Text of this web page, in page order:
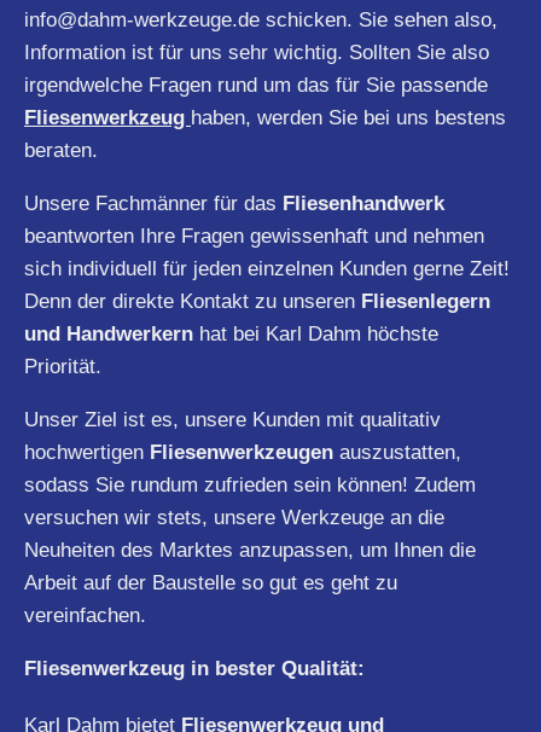
info@dahm-werkzeuge.de schicken. Sie sehen also,
Information ist für uns sehr wichtig. Sollten Sie also
irgendwelche Fragen rund um das für Sie passende
Fliesenwerkzeug haben, werden Sie bei uns bestens
beraten.
Unsere Fachmänner für das Fliesenhandwerk
beantworten Ihre Fragen gewissenhaft und nehmen
sich individuell für jeden einzelnen Kunden gerne Zeit!
Denn der direkte Kontakt zu unseren Fliesenlegern
und Handwerkern hat bei Karl Dahm höchste
Priorität.
Unser Ziel ist es, unsere Kunden mit qualitativ
hochwertigen Fliesenwerkzeugen auszustatten,
sodass Sie rundum zufrieden sein können! Zudem
versuchen wir stets, unsere Werkzeuge an die
Neuheiten des Marktes anzupassen, um Ihnen die
Arbeit auf der Baustelle so gut es geht zu
vereinfachen.
Fliesenwerkzeug in bester Qualität:
Karl Dahm bietet Fliesenwerkzeug und